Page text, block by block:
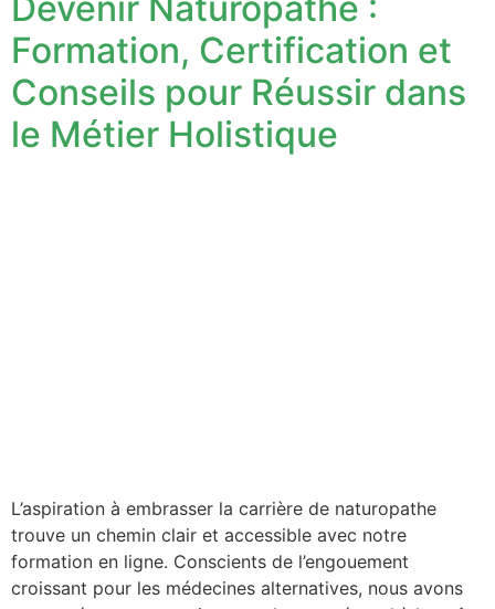
Formation, Certification et
Conseils pour Réussir dans
le Métier Holistique
L’aspiration à embrasser la carrière de naturopathe
trouve un chemin clair et accessible avec notre
formation en ligne. Conscients de l’engouement
croissant pour les médecines alternatives, nous avons